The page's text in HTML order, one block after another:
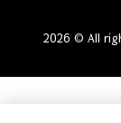
2026 © All